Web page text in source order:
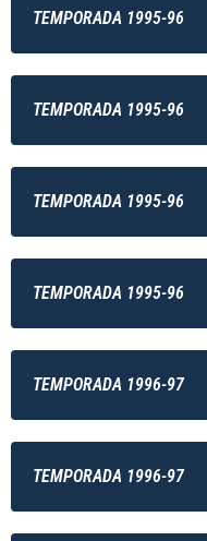
TEMPORADA 1995-96
TEMPORADA 1995-96
TEMPORADA 1995-96
TEMPORADA 1995-96
TEMPORADA 1996-97
TEMPORADA 1996-97